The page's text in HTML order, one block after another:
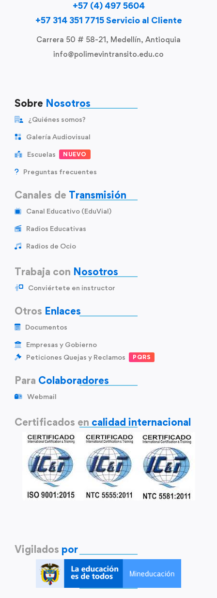
+57 (4) 497 5604
+57 314 351 7715 Servicio al Cliente
Carrera 50 # 58-21, Medellín, Antioquia
info@polimevintransito.edu.co
Sobre Nosotros
¿Quiénes somos?
Galería Audiovisual
Escuelas NUEVO
Preguntas frecuentes
Canales de Transmisión
Canal Educativo (EduVial)
Radios Educativas
Radios de Ocio
Trabaja con Nosotros
Conviértete en instructor
Otros Enlaces
Documentos
Empresas y Gobierno
Peticiones Quejas y Reclamos
PQRS
Para Colaboradores
Webmail
Certificados en calidad internacional
Vigilados por